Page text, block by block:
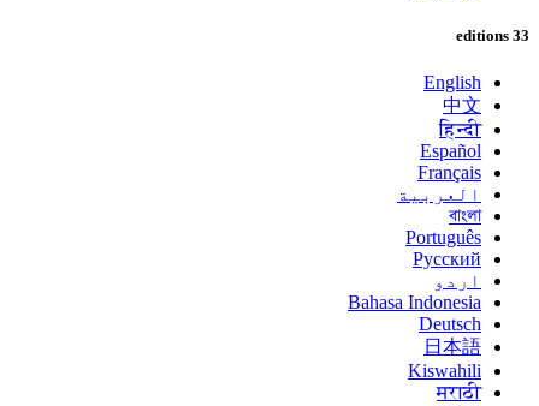
33 editions
English
中文
हिन्दी
Español
Français
العربية
বাংলা
Português
Русский
اردو
Bahasa Indonesia
Deutsch
日本語
Kiswahili
मराठी